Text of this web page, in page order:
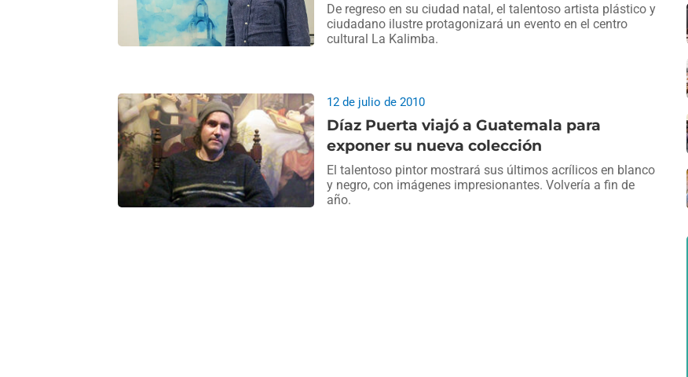
De regreso en su ciudad natal, el talentoso artista plástico y
ciudadano ilustre protagonizará un evento en el centro
cultural La Kalimba.
Díaz Puerta viajó a Guatemala para
exponer su nueva colección
12 de julio de 2010
El talentoso pintor mostrará sus últimos acrílicos en blanco
y negro, con imágenes impresionantes. Volvería a fin de
año.